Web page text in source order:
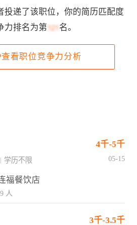
投递了该职位，你的简历匹配度
力排名为第 名。
查看职位竞争力分析
4千-5千
学历不限 05-15
福餐饮店
人
3千-3.5千